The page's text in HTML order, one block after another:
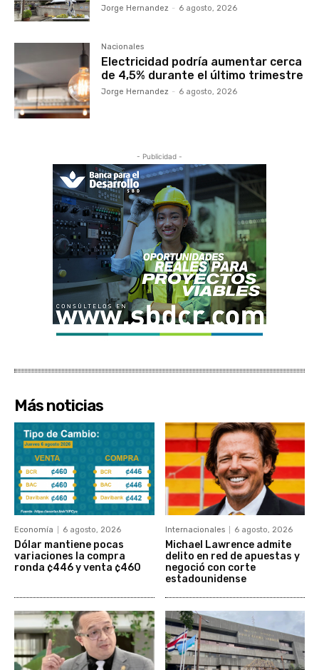
Jorge Hernandez - 6 agosto, 2026
Nacionales
Electricidad podría aumentar cerca
de 4,5% durante el último trimestre
Jorge Hernandez - 6 agosto, 2026
- Publicidad -
Más noticias
Economía 6 agosto, 2026
Dólar mantiene pocas
variaciones la compra
ronda ¢446 y venta ¢460
Internacionales 6 agosto, 2026
Michael Lawrence admite
delito en red de apuestas y
negoció con corte
estadounidense